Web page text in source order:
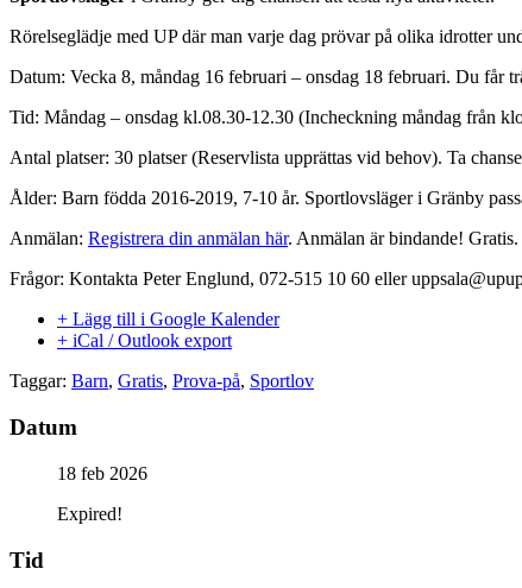
Rörelseglädje med UP där man varje dag prövar på olika idrotter
Datum: Vecka 8, måndag 16 februari – onsdag 18 februari. Du får
Tid: Måndag – onsdag kl.08.30-12.30 (Incheckning måndag från
Antal platser: 30 platser (Reservlista upprättas vid behov). Ta
Ålder: Barn födda 2016-2019, 7-10 år. Sportlovsläger i Gränby
Anmälan: Registrera din anmälan här. Anmälan är bindande!
Frågor: Kontakta Peter Englund, 072-515 10 60 eller
+ Lägg till i Google Kalender
+ iCal / Outlook export
Taggar: Barn, Gratis, Prova-på, Sportlov
Datum
18 feb 2026
Expired!
Tid